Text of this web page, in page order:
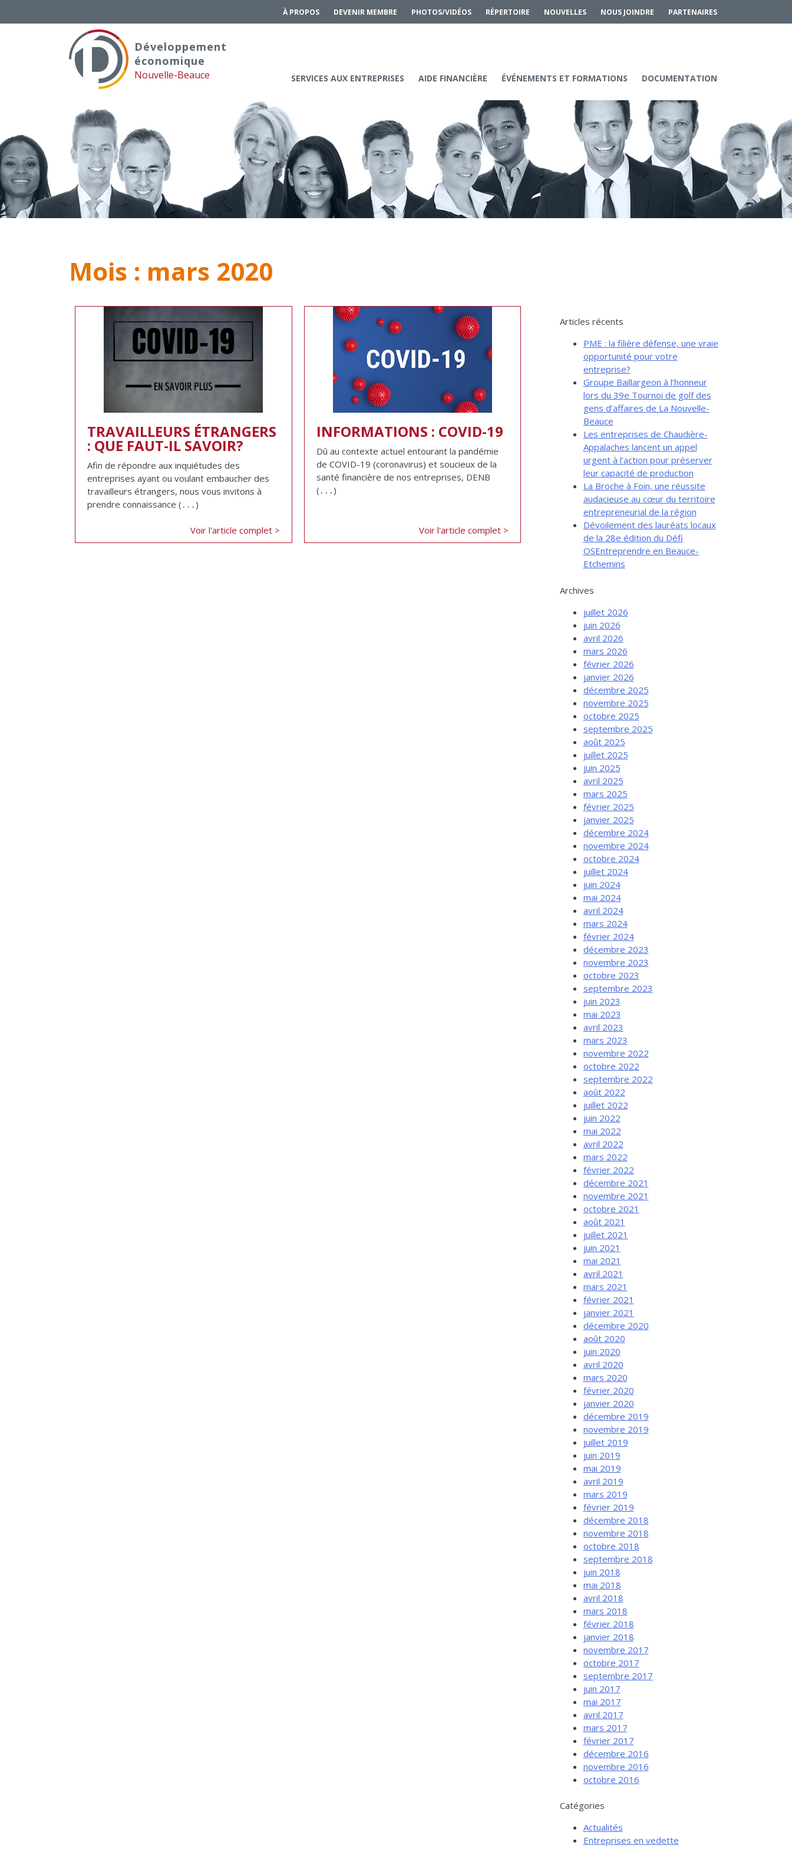
Services aux entreprises
Innovation / Productivité
Investir en Nouvelle-Beauce
Services-conseils – démarrage
À PROPOS DEVENIR MEMBRE PHOTOS/VIDÉOS RÉPERTOIRE NOUVELLES NOUS JOINDRE PARTENAIRES
Développement
économique
Nouvelle-Beauce SERVICES AUX ENTREPRISES AIDE FINANCIÈRE ÉVÉNEMENTS ET FORMATIONS DOCUMENTATION
Mois : mars 2020
TRAVAILLEURS ÉTRANGERS
: QUE FAUT-IL SAVOIR?
Afin de répondre aux inquiétudes des
entreprises ayant ou voulant embaucher des
travailleurs étrangers, nous vous invitons à
prendre connaissance (․․․)
Voir l'article complet >
INFORMATIONS : COVID-19
Dû au contexte actuel entourant la pandémie
de COVID-19 (coronavirus) et soucieux de la
santé financière de nos entreprises, DENB
(․․․)
Voir l'article complet >
Articles récents
PME : la filière défense, une vraie
opportunité pour votre
entreprise?
Groupe Baillargeon à l’honneur
lors du 39e Tournoi de golf des
gens d’affaires de La Nouvelle-
Beauce
Les entreprises de Chaudière-
Appalaches lancent un appel
urgent à l’action pour préserver
leur capacité de production
La Broche à Foin, une réussite
audacieuse au cœur du territoire
entrepreneurial de la région
Dévoilement des lauréats locaux
de la 28e édition du Défi
OSEntreprendre en Beauce-
Etchemins
Archives
juillet 2026
juin 2026
avril 2026
mars 2026
février 2026
janvier 2026
décembre 2025
novembre 2025
octobre 2025
septembre 2025
août 2025
juillet 2025
juin 2025
avril 2025
mars 2025
février 2025
janvier 2025
décembre 2024
novembre 2024
octobre 2024
juillet 2024
juin 2024
mai 2024
avril 2024
mars 2024
février 2024
décembre 2023
novembre 2023
octobre 2023
septembre 2023
juin 2023
mai 2023
avril 2023
mars 2023
novembre 2022
octobre 2022
septembre 2022
août 2022
juillet 2022
juin 2022
mai 2022
avril 2022
mars 2022
février 2022
décembre 2021
novembre 2021
octobre 2021
août 2021
juillet 2021
juin 2021
mai 2021
avril 2021
mars 2021
février 2021
janvier 2021
décembre 2020
août 2020
juin 2020
avril 2020
mars 2020
février 2020
janvier 2020
décembre 2019
novembre 2019
juillet 2019
juin 2019
mai 2019
avril 2019
mars 2019
février 2019
décembre 2018
novembre 2018
octobre 2018
septembre 2018
juin 2018
mai 2018
avril 2018
mars 2018
février 2018
janvier 2018
novembre 2017
octobre 2017
septembre 2017
juin 2017
mai 2017
avril 2017
mars 2017
février 2017
décembre 2016
novembre 2016
octobre 2016
Catégories
Actualités
Entreprises en vedette